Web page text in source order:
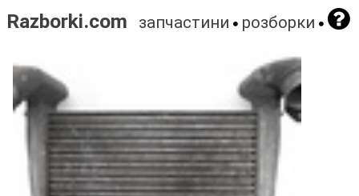
Razborki.com запчастини розборки